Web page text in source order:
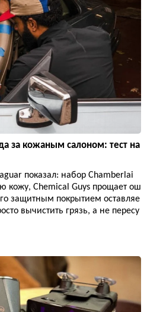
за кожаным салоном: тест на
показал: набор Chamberlai
кожу, Chemical Guys прощает ош
защитным покрытием оставляе
вычистить грязь, а не пересу